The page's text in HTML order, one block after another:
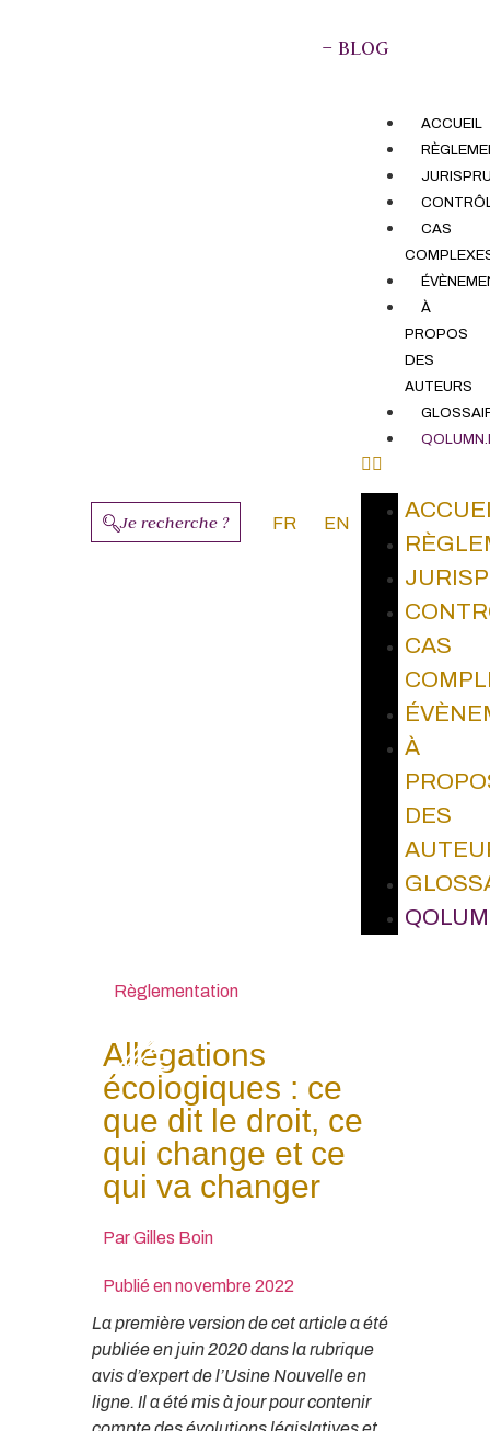
– BLOG
Je recherche ? FR EN
ACCUEIL
CAS
À
PROPOS
DES
AUTEURS
CAS
À
DES
Règlementation
Allégations
écologiques : ce
que dit le droit, ce
qui change et ce
qui va changer
ParGilles Boin
Publié ennovembre 2022
La première version de cet article a été
publiée en juin 2020 dans la rubrique
avis d’expert de l’Usine Nouvelle en
ligne. Il a été mis à jour pour contenir